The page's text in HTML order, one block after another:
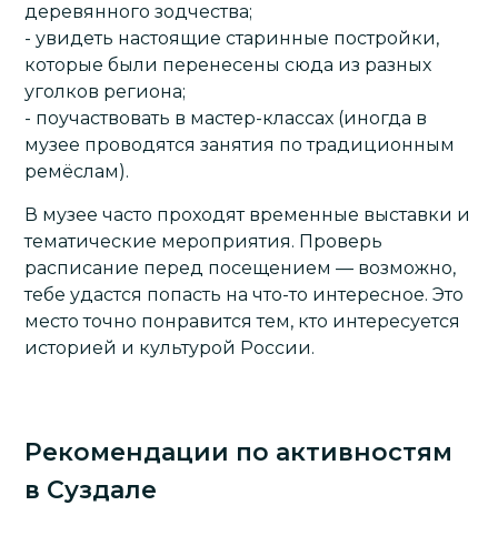
деревянного зодчества;
- увидеть настоящие старинные постройки,
которые были перенесены сюда из разных
уголков региона;
- поучаствовать в мастер-классах (иногда в
музее проводятся занятия по традиционным
ремёслам).
В музее часто проходят временные выставки и
тематические мероприятия. Проверь
расписание перед посещением — возможно,
тебе удастся попасть на что-то интересное. Это
место точно понравится тем, кто интересуется
историей и культурой России.
Рекомендации по активностям
в Суздале